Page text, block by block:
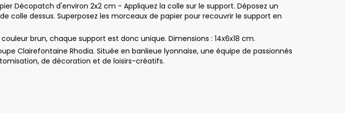
Décopatch d'environ 2x2 cm - Appliquez la colle sur le support. Déposez un
dessus. Superposez les morceaux de papier pour recouvrir le support en
brun, chaque support est donc unique. Dimensions : 14x6x18 cm.
Clairefontaine Rhodia. Située en banlieue lyonnaise, une équipe de passionnés
de décoration et de loisirs-créatifs.